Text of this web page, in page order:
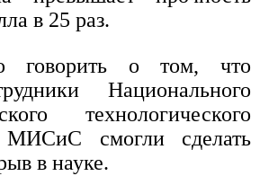
в 25 раз.
говорить о том, что
Национального
технологического
МИСиС смогли сделать
в науке.